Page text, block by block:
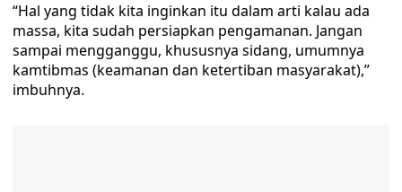
“Hal yang tidak kita inginkan itu dalam arti kalau ada
massa, kita sudah persiapkan pengamanan. Jangan
sampai mengganggu, khususnya sidang, umumnya
kamtibmas (keamanan dan ketertiban masyarakat),”
imbuhnya.